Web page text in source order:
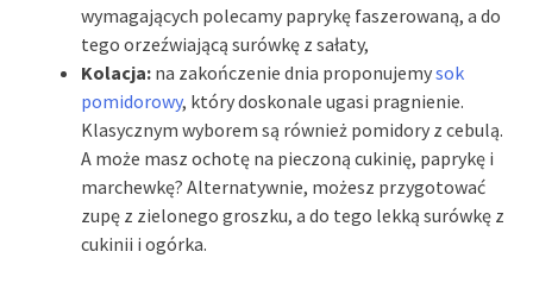
wymagających polecamy paprykę faszerowaną, a do
tego orzeźwiającą surówkę z sałaty,
Kolacja: na zakończenie dnia proponujemysok
pomidorowy, który doskonale ugasi pragnienie.
Klasycznym wyborem są również pomidory z cebulą.
A może masz ochotę na pieczoną cukinię, paprykę i
marchewkę? Alternatywnie, możesz przygotować
zupę z zielonego groszku, a do tego lekką surówkę z
cukinii i ogórka.